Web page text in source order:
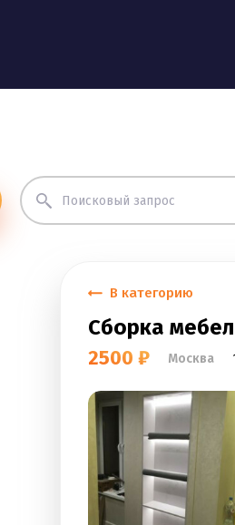
В категорию
Сборка
2500 ₽ Москва